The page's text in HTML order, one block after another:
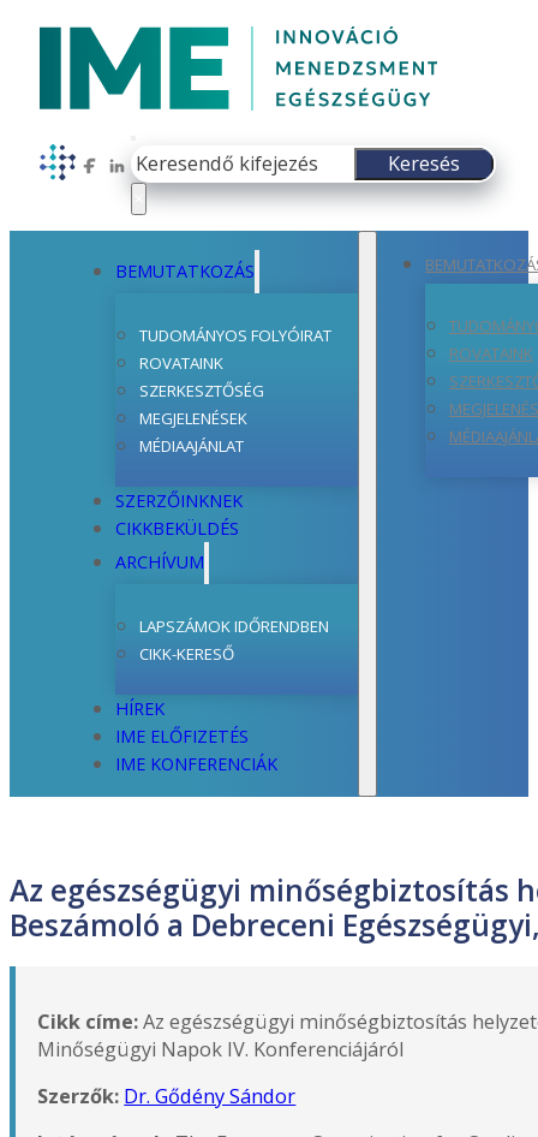
Follow us on Facebook
Follow us on LinkedIn
Keresés
Keresés
BEMUTATKOZÁS
TUDOMÁNYOS FOLYÓIRAT
ROVATAINK
SZERKESZTŐSÉG
MEGJELENÉSEK
MÉDIAAJÁNLAT
SZERZŐINKNEK
CIKKBEKÜLDÉS
ARCHÍVUM
LAPSZÁMOK IDŐRENDBEN
CIKK-KERESŐ
HÍREK
IME ELŐFIZETÉS
IME KONFERENCIÁK
ROVATAINK
Az egészségügyi minőségbiztosítás
Beszámoló a Debreceni
Cikk címe:Az egészségügyi minőségbiztosítás
Minőségügyi Napok IV. Konferenciájáról
Szerzők: Dr. Gődény Sándor